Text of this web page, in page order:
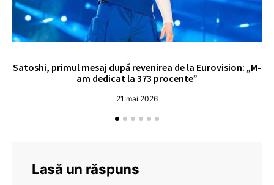
Satoshi, primul mesaj după revenirea de la Eurovision: „M-
am dedicat la 373 procente”
21 mai 2026
Lasă un răspuns